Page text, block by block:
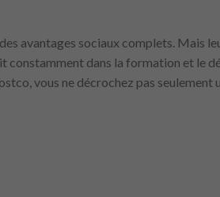
avantages sociaux complets. Mais
constamment dans la formation et le
vous ne décrochez pas seulement